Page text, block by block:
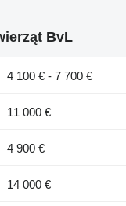
BvL
4 100 € - 7 700 €
11 000 €
4 900 €
14 000 €